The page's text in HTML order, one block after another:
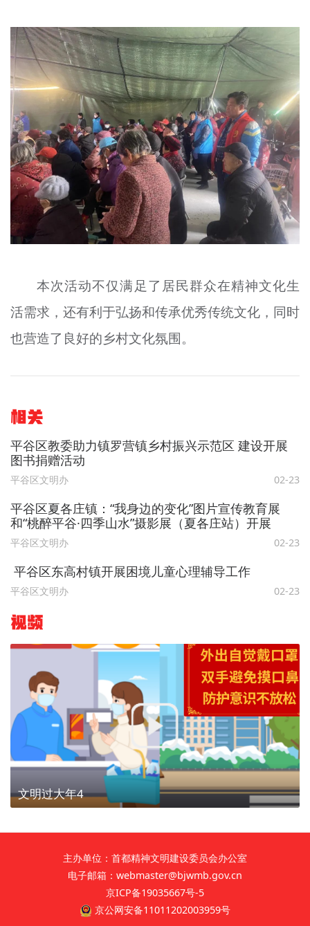
本次活动不仅满足了居民群众在精神文化生
活需求，还有利于弘扬和传承优秀传统文化，同时
也营造了良好的乡村文化氛围。
相关
平谷区教委助力镇罗营镇乡村振兴示范区 建设开展
图书捐赠活动
平谷区文明办 02-23
平谷区夏各庄镇：“我身边的变化”图片宣传教育展
和“桃醉平谷·四季山水”摄影展（夏各庄站）开展
平谷区文明办 02-23
平谷区东高村镇开展困境儿童心理辅导工作
平谷区文明办 02-23
视频
文明过大年4
主办单位：首都精神文明建设委员会办公室
电子邮箱：webmaster@bjwmb.gov.cn
京ICP备19035667号-5
京公网安备11011202003959号